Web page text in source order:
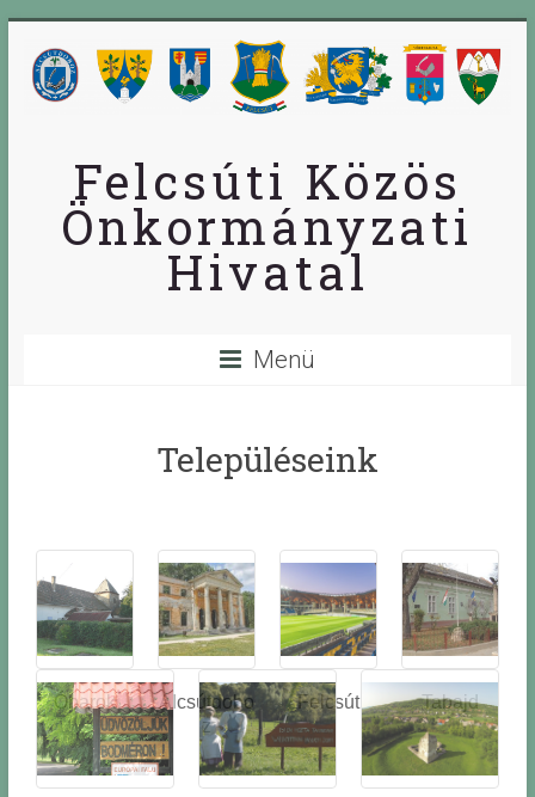
Felcsúti Közös
Önkormányzati
Hivatal
Menü
Településeink
Óbarok
Alcsútdobo
z
Felcsút Tabajd